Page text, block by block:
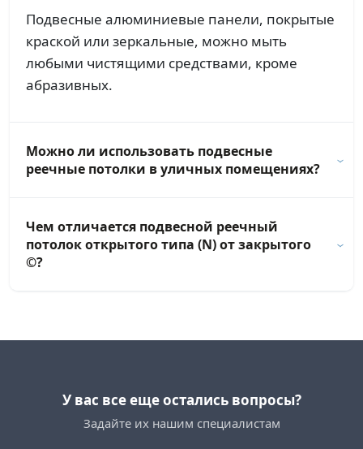
Подвесные алюминиевые панели, покрытые
краской или зеркальные, можно мыть
любыми чистящими средствами, кроме
абразивных.
Можно ли использовать подвесные
реечные потолки в уличных помещениях?
Чем отличается подвесной реечный
потолок открытого типа (N) от закрытого
©?
У вас все еще остались вопросы?
Задайте их нашим специалистам